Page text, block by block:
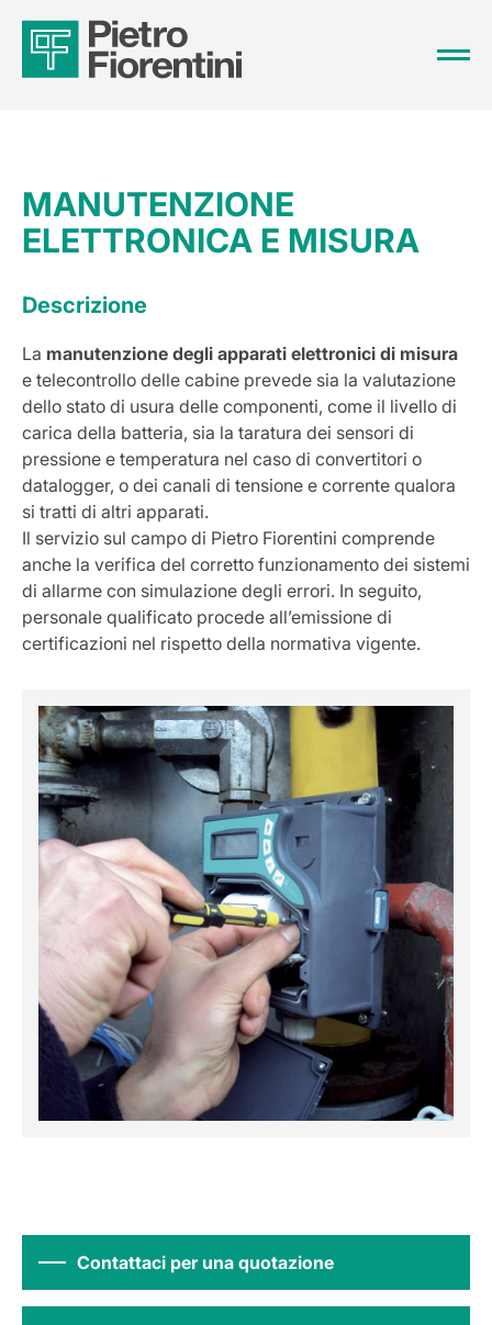
MANUTENZIONE
ELETTRONICA E MISURA
Descrizione
La manutenzione degli apparati elettronici di misura
e telecontrollo delle cabine prevede sia la valutazione
dello stato di usura delle componenti, come il livello di
carica della batteria, sia la taratura dei sensori di
pressione e temperatura nel caso di convertitori o
datalogger, o dei canali di tensione e corrente qualora
si tratti di altri apparati.
Il servizio sul campo di Pietro Fiorentini comprende
anche la verifica del corretto funzionamento dei sistemi
di allarme con simulazione degli errori. In seguito,
personale qualificato procede all’emissione di
certificazioni nel rispetto della normativa vigente.
Contattaci per una quotazione